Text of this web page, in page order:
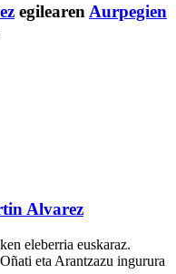
egilearen Aurpegien
Alvarez
eleberria euskaraz.
eta Arantzazu ingurura